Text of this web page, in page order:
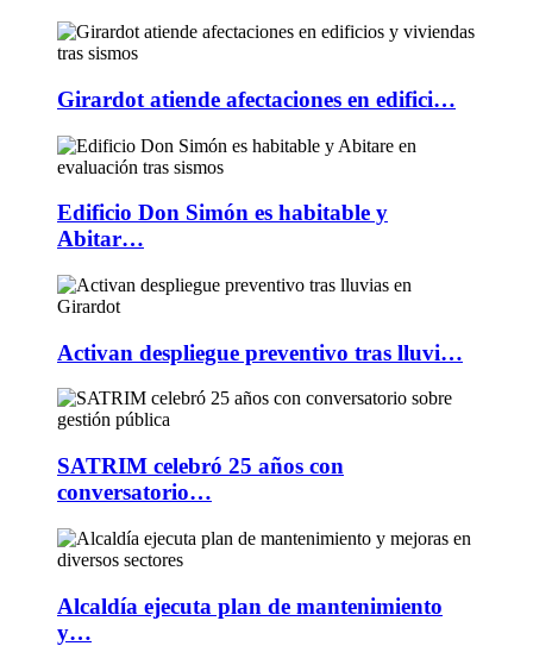
Girardot atiende afectaciones en edifici…
Edificio Don Simón es habitable y
Abitar…
Activan despliegue preventivo tras lluvi…
SATRIM celebró 25 años con
conversatorio…
Alcaldía ejecuta plan de mantenimiento
y…